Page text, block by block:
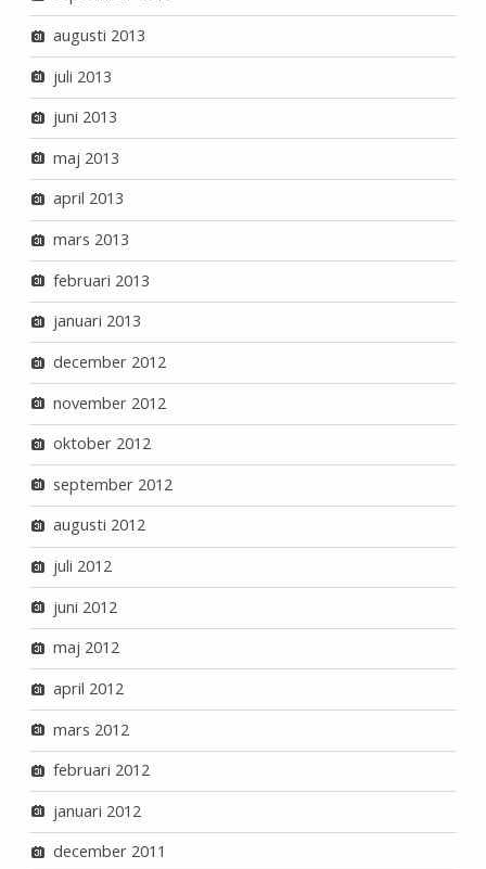
augusti 2013
juli 2013
juni 2013
maj 2013
april 2013
mars 2013
februari 2013
januari 2013
december 2012
november 2012
oktober 2012
september 2012
augusti 2012
juli 2012
juni 2012
maj 2012
april 2012
mars 2012
februari 2012
januari 2012
december 2011